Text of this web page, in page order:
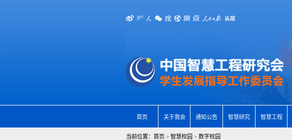
首页 关于我会 通知公告 智慧研究 智慧工程
当前位置： 首页 > 智慧校园 > 数字校园